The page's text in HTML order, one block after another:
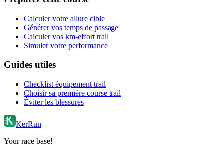
Calculer votre allure cible
Générer vos temps de passage
Calculer vos km-effort trail
Simuler votre performance
Guides utiles
Checklist équipement trail
Choisir sa première course trail
Éviter les blessures
KerRun
Your race base!